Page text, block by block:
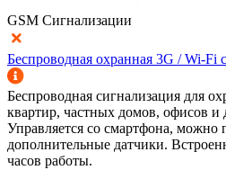
GSM Сигнализации
Беспроводная охранная 3G / Wi-Fi
Беспроводная сигнализация для
квартир, частных домов, офисов
Управляется со смартфона, можно
дополнительные датчики.
часов работы.